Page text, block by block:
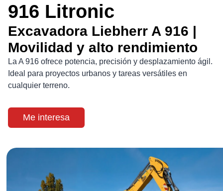
916 Litronic
Excavadora Liebherr A 916 |
Movilidad y alto rendimiento
La A 916 ofrece potencia, precisión y desplazamiento ágil.
Ideal para proyectos urbanos y tareas versátiles en
cualquier terreno.
Me interesa